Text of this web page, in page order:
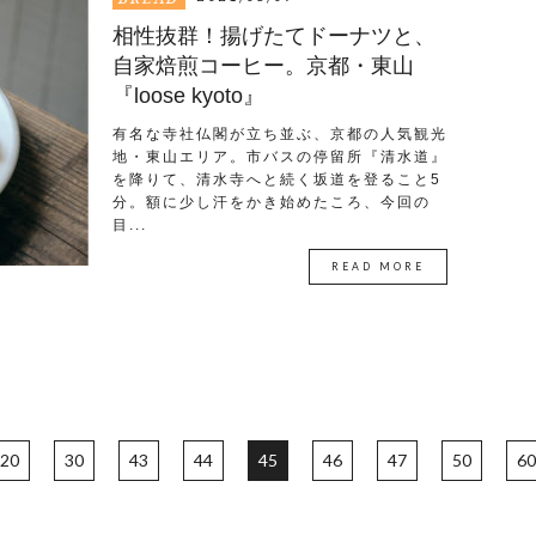
相性抜群！揚げたてドーナツと、
自家焙煎コーヒー。京都・東山
『loose kyoto』
有名な寺社仏閣が立ち並ぶ、京都の人気観光
地・東山エリア。市バスの停留所『清水道』
を降りて、清水寺へと続く坂道を登ること5
分。額に少し汗をかき始めたころ、今回の
目...
READ MORE
20 30 43 44 45 46 47 50 60